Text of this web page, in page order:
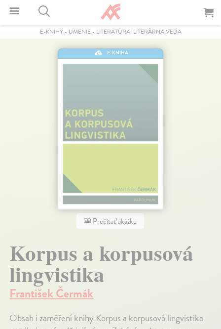
E-KNIHY- UMENIE- LITERATÚRA, LITERÁRNA VEDA
E-KNIHA
Prečítať ukážku
Korpus a korpusová
lingvistika
František Čermák
Obsah i zaměření knihy Korpus a korpusová lingvistika